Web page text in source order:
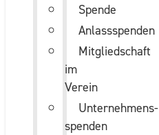
Spende
Anlassspenden
Mitgliedschaft
im
Verein
Unternehmens­
spenden